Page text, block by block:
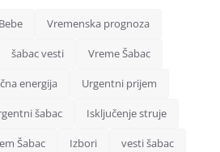
Bebe Vremenska prognoza
šabac vesti Vreme Šabac
energija Urgentni prijem
šabac Isključenje struje
Šabac Izbori vesti šabac